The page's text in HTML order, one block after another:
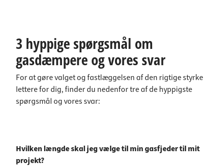
3 hyppige spørgsmål om
gasdæmpere og vores svar
For at gøre valget og fastlæggelsen af den rigtige styrke
lettere for dig, finder du nedenfor tre af de hyppigste
spørgsmål og vores svar:
Hvilken længde skal jeg vælge til min gasfjeder til mit
projekt?